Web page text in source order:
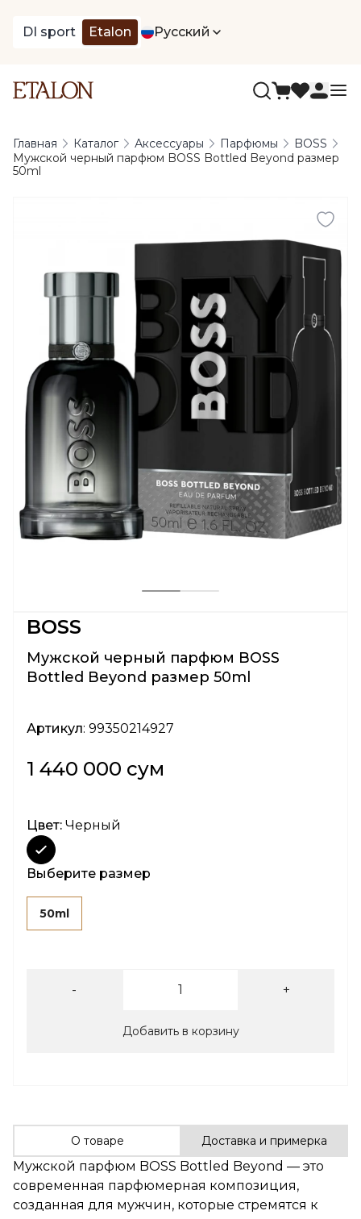
DI sport Etalon Русский
Главная Каталог Аксессуары Парфюмы
BOSS
Мужской черный парфюм BOSS Bottled Beyond размер
50ml
BOSS
Мужской черный парфюм BOSS
Bottled Beyond размер 50ml
Артикул: 99350214927
1 440 000 сум
Цвет: Черный
Выберите размер
50ml
- +
Добавить в корзину
О товаре Доставка и примерка
Мужской парфюм BOSS Bottled Beyond — это
современная парфюмерная композиция,
созданная для мужчин, которые стремятся к